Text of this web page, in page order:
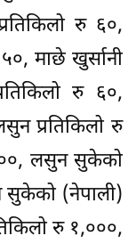
रु ६०,
माछे खुर्सानी
रु ६०,
प्रतिकिलो रु
लसुन सुकेको
सुकेको (नेपाली)
रु १,०००,